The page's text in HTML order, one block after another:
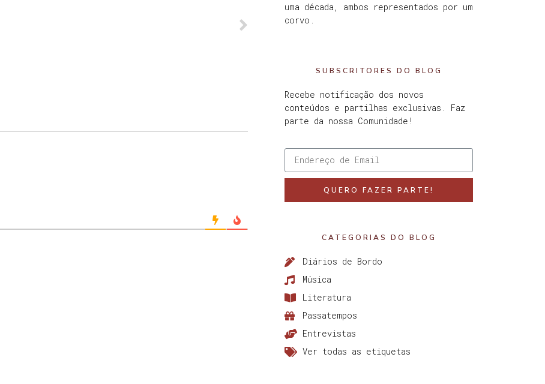
uma década, ambos representados por um
corvo.
SUBSCRITORES DO BLOG
Recebe notificação dos novos
conteúdos e partilhas exclusivas. Faz
parte da nossa Comunidade!
QUERO FAZER PARTE!
CATEGORIAS DO BLOG
Diários de Bordo
Música
Literatura
Passatempos
Entrevistas
Ver todas as etiquetas